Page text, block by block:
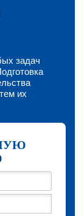
задач
их